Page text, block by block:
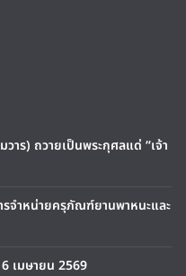
ร) ถวายเป็นพระกุศลแด่ “เจ้า
รจำหน่ายครุภัณฑ์ยานพาหนะและ
เมษายน 2569